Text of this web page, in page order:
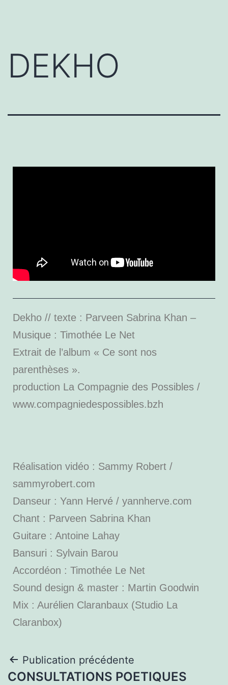
DEKHO
Dekho // texte : Parveen Sabrina Khan –
Musique : Timothée Le Net
Extrait de l’album « Ce sont nos
parenthèses ».
production La Compagnie des Possibles /
www.compagniedespossibles.bzh
Réalisation vidéo : Sammy Robert /
sammyrobert.com
Danseur : Yann Hervé / yannherve.com
Chant : Parveen Sabrina Khan
Guitare : Antoine Lahay
Bansuri : Sylvain Barou
Accordéon : Timothée Le Net
Sound design & master : Martin Goodwin
Mix : Aurélien Claranbaux (Studio La
Claranbox)
Publication précédente
CONSULTATIONS POETIQUES